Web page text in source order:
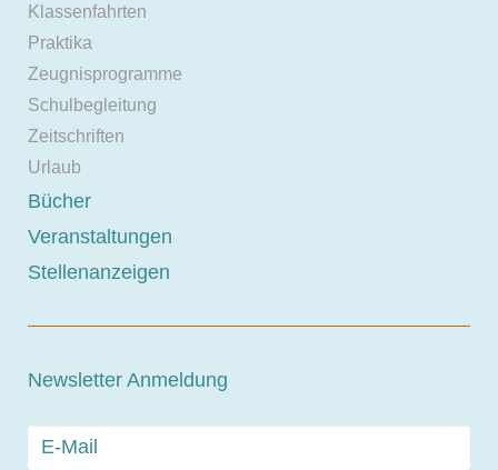
Klassenfahrten
Praktika
Zeugnisprogramme
Schulbegleitung
Zeitschriften
Urlaub
Bücher
Veranstaltungen
Stellenanzeigen
Newsletter Anmeldung